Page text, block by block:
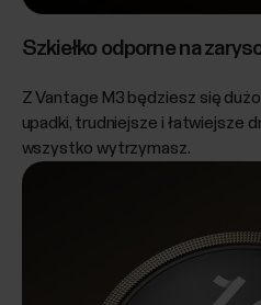
Szkiełko odporne na
Z Vantage M3 będziesz się
upadki, trudniejsze i łatwiejsze
wszystko wytrzymasz.